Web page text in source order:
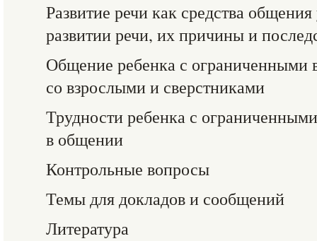
Развитие речи как средства
развитии речи, их причины и
Общение ребенка с ограниченными
со взрослыми и сверстниками
Трудности ребенка с
в общении
Контрольные вопросы
Темы для докладов и сообщений
Литература